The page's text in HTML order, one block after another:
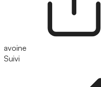
avoine
Suivi